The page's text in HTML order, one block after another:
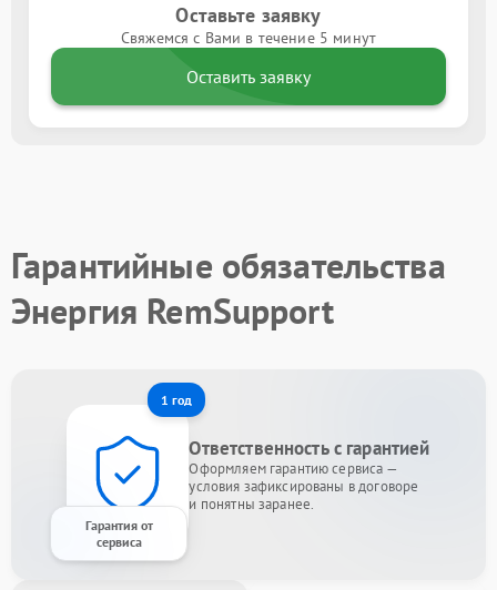
Оставьте заявку
Свяжемся с Вами в течение 5 минут
Оставить заявку
Гарантийные обязательства
Энергия RemSupport
1 год
Гарантия от
сервиса
Ответственность с гарантией
Оформляем гарантию сервиса —
условия зафиксированы в договоре
и понятны заранее.